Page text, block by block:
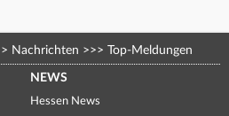
Nachrichten >>> Top-Meldungen
NEWS
Hessen News